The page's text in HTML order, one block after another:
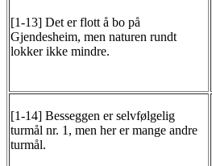
[1-13] Det er flott å bo på
Gjendesheim, men naturen rundt
lokker ikke mindre.
[1-14] Besseggen er selvfølgelig
turmål nr. 1, men her er mange andre
turmål.